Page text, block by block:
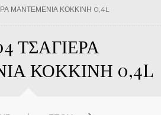
ΜΑΝΤΕΜΕΝΙΑ ΚΟΚΚΙΝΗ 0,4L
ΤΣΑΓΙΕΡΑ
ΚΟΚΚΙΝΗ 0,4L